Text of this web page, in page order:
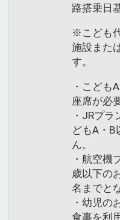
路搭乗日
※こども
施設また
す。
・こども
座席が必
・JRプ
どもA・B
ん。
・航空機
歳以下の
名までと
・幼児の
食事を利